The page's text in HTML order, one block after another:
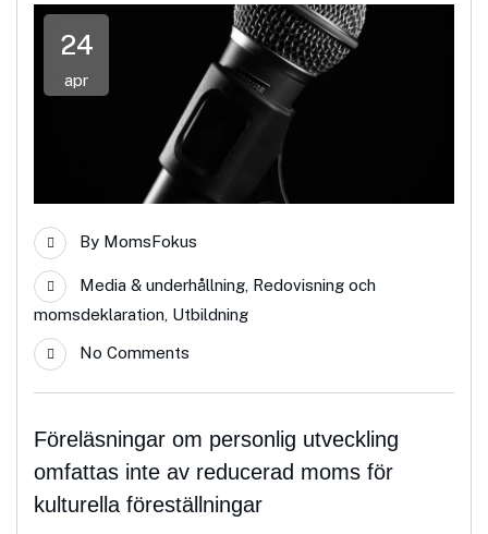
24
apr
By MomsFokus
Media & underhållning, Redovisning och
momsdeklaration, Utbildning
No Comments
Föreläsningar om personlig utveckling
omfattas inte av reducerad moms för
kulturella föreställningar